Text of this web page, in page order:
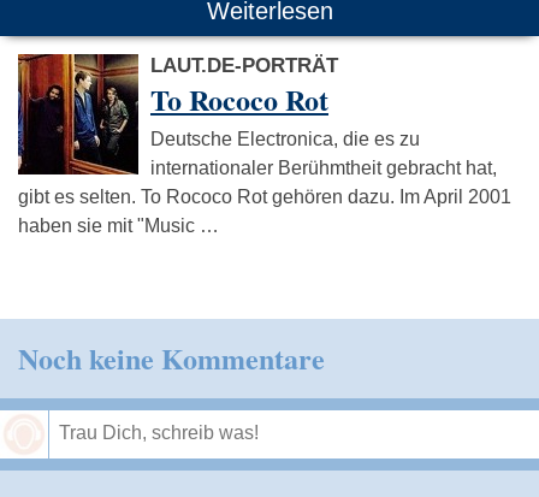
Weiterlesen
LAUT.DE-PORTRÄT
To Rococo Rot
Deutsche Electronica, die es zu
internationaler Berühmtheit gebracht hat,
gibt es selten. To Rococo Rot gehören dazu. Im April 2001
haben sie mit "Music …
Noch keine Kommentare